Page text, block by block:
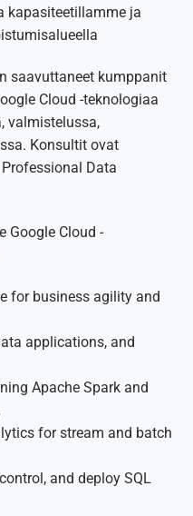
kapasiteetillamme ja
saavuttaneet kumppanit
Cloud -teknologiaa
valmistelussa,
Konsultit ovat
Data
Google Cloud -
for business agility and
applications, and
Apache Spark and
for stream and batch
and deploy SQL